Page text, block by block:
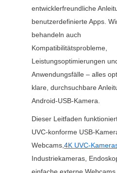
entwicklerfreundliche
benutzerdefinierte Apps.
behandeln auch
Kompatibilitätsprobleme,
Leistungsoptimierungen
Anwendungsfälle – alles
klare, durchsuchbare
Android-USB-Kamera.
Dieser Leitfaden
UVC-konforme USB-
Webcams,4K UVC-
Industriekameras,